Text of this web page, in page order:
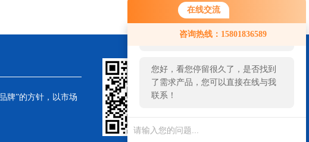
在线交流
咨询热线：15801836589
您好！欢迎前来咨询，很高兴为您
服务，请问您要咨询什么问题呢？
您好，看您停留很久了，是否找到
了需求产品，您可以直接在线与我
联系！
牌”的方针，以市场